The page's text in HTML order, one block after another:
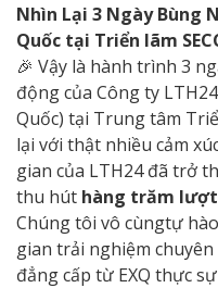
Nhìn Lại 3 Ngày Bùng
Quốc tại Triển lãm
🎉 Vậy là hành trình 3
động của Công ty
Quốc) tại Trung tâm
lại với thật nhiều cảm
gian của LTH24 đã trở
thu hút hàng trăm
Chúng tôi vô cùngtự
gian trải nghiệm
đẳng cấp từ EXQ thực